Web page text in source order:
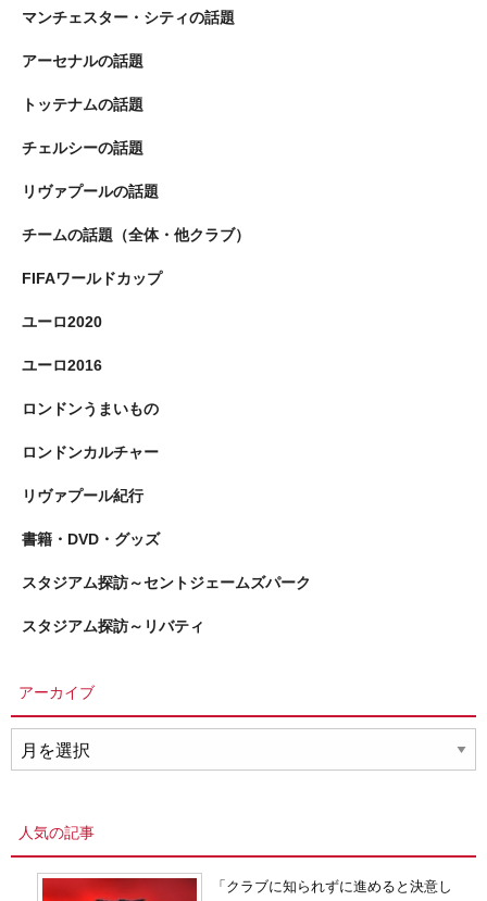
マンチェスター・シティの話題
アーセナルの話題
トッテナムの話題
チェルシーの話題
リヴァプールの話題
チームの話題（全体・他クラブ）
FIFAワールドカップ
ユーロ2020
ユーロ2016
ロンドンうまいもの
ロンドンカルチャー
リヴァプール紀行
書籍・DVD・グッズ
スタジアム探訪～セントジェームズパーク
スタジアム探訪～リバティ
アーカイブ
ー
人気の記事
「クラブに知られずに進めると決意し